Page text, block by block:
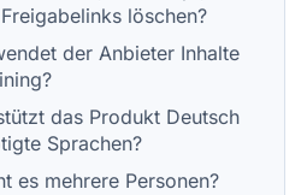
löschen?
der Anbieter Inhalte
das Produkt Deutsch
Sprachen?
es mehrere Personen?